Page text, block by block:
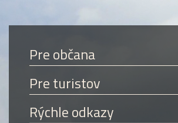
Pre občana
Pre turistov
Rýchle odkazy